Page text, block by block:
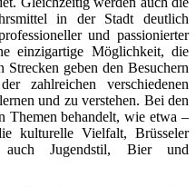
in der Stadt deutlich
und passionierter
einzigartige Möglichkeit, die
Strecken geben den Besuchern
zahlreichen verschiedenen
und zu verstehen. Bei den
Themen behandelt, wie etwa –
kulturelle Vielfalt, Brüsseler
auch Jugendstil, Bier und